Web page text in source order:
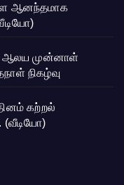
ஆனந்தமாக
ஆலய முன்னாள்
நிகழ்வு
கற்றல்